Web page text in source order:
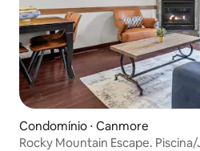
Condomínio ⋅ Canmore
Rocky Mountain Escape.